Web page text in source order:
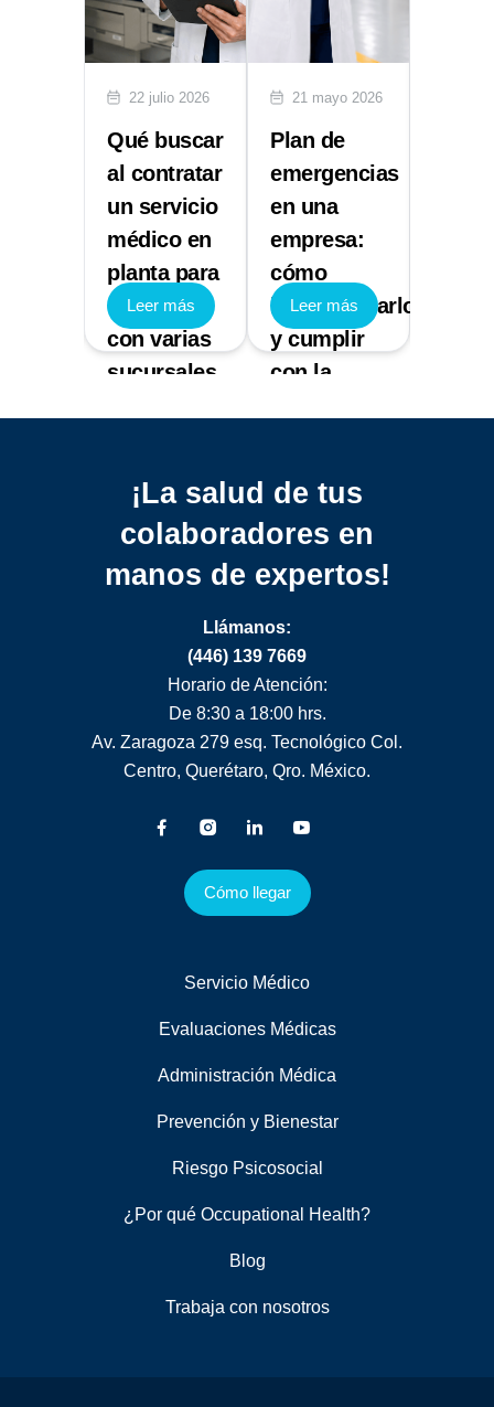
22 julio 2026
Qué buscar
al contratar
un servicio
médico en
planta para
empresas
con varias
sucursales
Leer más
21 mayo 2026
Plan de
emergencias
en una
empresa:
cómo
implementarlo
y cumplir
con la
Leer más
¡La salud de tus
colaboradores en
manos de expertos!
Llámanos:
(446) 139 7669
Horario de Atención:
De 8:30 a 18:00 hrs.
Av. Zaragoza 279 esq. Tecnológico Col.
Centro, Querétaro, Qro. México.
Cómo llegar
Servicio Médico
Evaluaciones Médicas
Administración Médica
Prevención y Bienestar
Riesgo Psicosocial
¿Por qué Occupational Health?
Blog
Trabaja con nosotros